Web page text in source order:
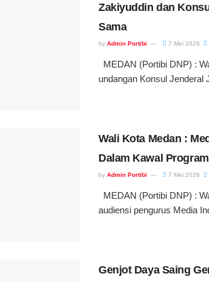
Zakiyuddin dan
Sama
by Admin Portibi 7 Mei 2026
MEDAN (Portibi DNP) :
undangan Konsul Jenderal
Wali Kota Medan :
Dalam Kawal
by Admin Portibi 7 Mei 2026
MEDAN (Portibi DNP) :
audiensi pengurus Media
Genjot Daya Saing